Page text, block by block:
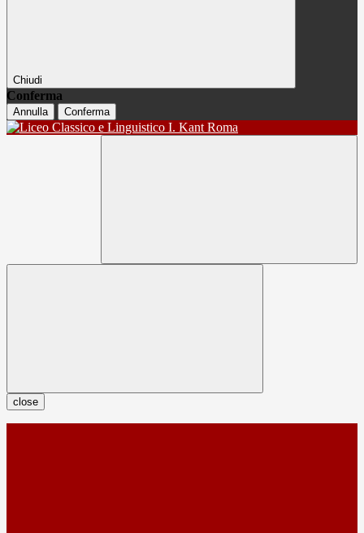
Chiudi
Conferma
Annulla Conferma
close